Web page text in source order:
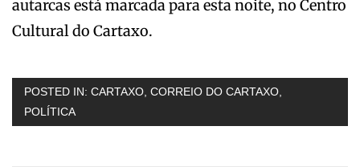
autarcas está marcada para esta noite, no Centro
Cultural do Cartaxo.
POSTED IN: CARTAXO, CORREIO DO CARTAXO,
POLÍTICA